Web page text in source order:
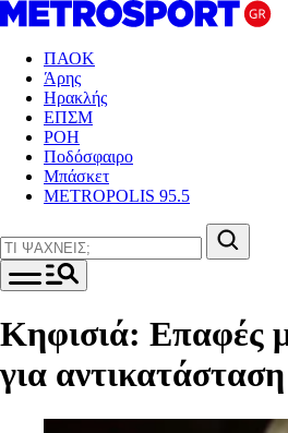
ΠΑΟΚ
Άρης
Ηρακλής
ΕΠΣΜ
ΡΟΗ
Ποδόσφαιρο
Μπάσκετ
METROPOLIS 95.5
Κηφισιά: Επαφές
για